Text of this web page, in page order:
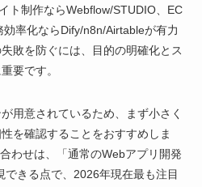
ト制作ならWebflow/STUDIO、EC
率化ならDify/n8n/Airtableが有力
敗を防ぐには、目的の明確化とス
要です。
用意されているため、まず小さく
を確認することをおすすめしま
わせは、「通常のWebアプリ開発
きる点で、2026年現在最も注目